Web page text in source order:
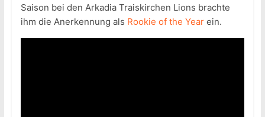
Saison bei den Arkadia Traiskirchen Lions brachte
ihm die Anerkennung als Rookie of the Yearein.